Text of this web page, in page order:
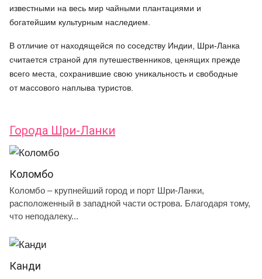
известными на весь мир чайными плантациями и
богатейшим культурным наследием.
В отличие от находящейся по соседству Индии, Шри-Ланка
считается страной для путешественников, ценящих прежде
всего места, сохранившие свою уникальность и свободные
от массового наплыва туристов.
Города Шри-Ланки
Коломбо
Коломбо – крупнейший город и порт Шри-Ланки,
расположенный в западной части острова. Благодаря тому,
что неподалеку...
Канди